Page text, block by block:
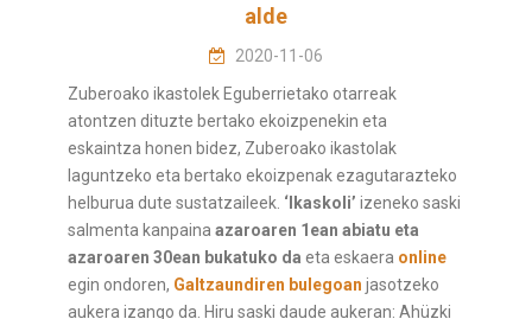
alde
2020-11-06
Zuberoako ikastolek Eguberrietako otarreak
atontzen dituzte bertako ekoizpenekin eta
eskaintza honen bidez, Zuberoako ikastolak
laguntzeko eta bertako ekoizpenak ezagutarazteko
helburua dute sustatzaileek. ‘Ikaskoli’ izeneko saski
salmenta kanpainaazaroaren 1ean abiatu eta
azaroaren 30ean bukatuko da eta eskaera online
egin ondoren, Galtzaundiren bulegoan jasotzeko
aukera izango da. Hiru saski daude aukeran: Ahüzki